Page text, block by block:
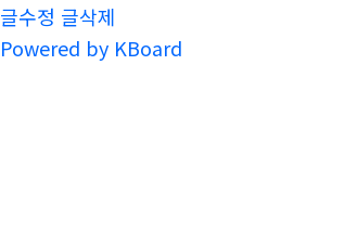
글수정 글삭제
Powered by KBoard